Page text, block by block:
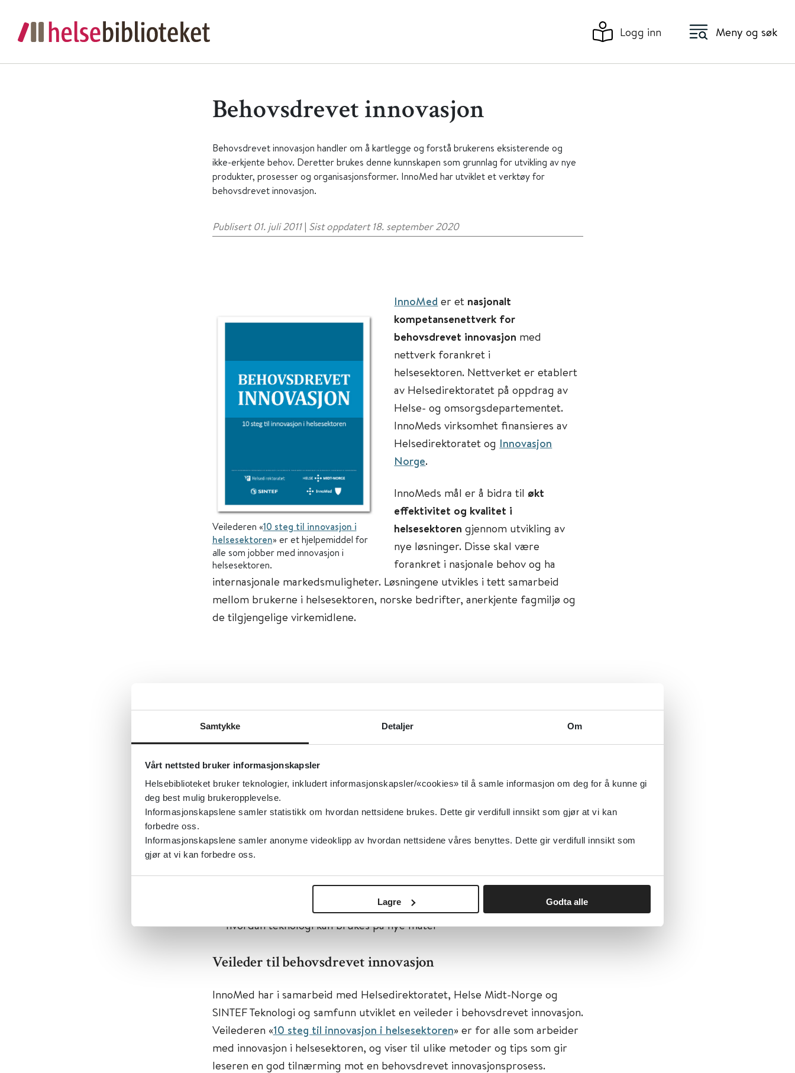
Samtykke Detaljer Om
Vårt nettsted bruker informasjonskapsler
Helsebiblioteket bruker teknologier, inkludert informasjonskapsler/«cookies» til å samle informasjon om deg for å kunne gi
deg best mulig brukeropplevelse.
Informasjonskapslene samler statistikk om hvordan nettsidene brukes. Dette gir verdifull innsikt som gjør at vi kan
forbedre oss.
Informasjonskapslene samler anonyme videoklipp av hvordan nettsidene våres benyttes. Dette gir verdifull innsikt som
gjør at vi kan forbedre oss.
Lagre Godta alle
Logg inn Meny og søk
Behovsdrevet innovasjon
Behovsdrevet innovasjon handler om å kartlegge og forstå brukerens eksisterende og
ikke-erkjente behov. Deretter brukes denne kunnskapen som grunnlag for utvikling av nye
produkter, prosesser og organisasjonsformer. InnoMed har utviklet et verktøy for
behovsdrevet innovasjon.
Publisert 01. juli 2011 | Sist oppdatert 18. september 2020
Veilederen «10 steg til innovasjon i
helsesektoren» er et hjelpemiddel for
alle som jobber med innovasjon i
helsesektoren.
InnoMed er et nasjonalt
kompetansenettverk for
behovsdrevet innovasjon med
nettverk forankret i
helsesektoren. Nettverket er etablert
av Helsedirektoratet på oppdrag av
Helse- og omsorgsdepartementet.
InnoMeds virksomhet finansieres av
Helsedirektoratet og Innovasjon
Norge.
InnoMeds mål er å bidra til økt
effektivitet og kvalitet i
helsesektoren gjennom utvikling av
nye løsninger. Disse skal være
forankret i nasjonale behov og ha
internasjonale markedsmuligheter. Løsningene utvikles i tett samarbeid
mellom brukerne i helsesektoren, norske bedrifter, anerkjente fagmiljø og
de tilgjengelige virkemidlene.
Tre suksessfaktorer
InnoMed beskriver tre suksessfaktorer for å lykkes med behovsdrevet
innovasjon:
se markedspotensialet
finne teknologier og bedrifter som kan dekke det faktiske behovet, og se
hvordan teknologi kan brukes på nye måter
Veileder til behovsdrevet innovasjon
InnoMed har i samarbeid med Helsedirektoratet, Helse Midt-Norge og
SINTEF Teknologi og samfunn utviklet en veileder i behovsdrevet innovasjon.
Veilederen «10 steg til innovasjon i helsesektoren» er for alle som arbeider
med innovasjon i helsesektoren, og viser til ulike metoder og tips som gir
leseren en god tilnærming mot en behovsdrevet innovasjonsprosess.